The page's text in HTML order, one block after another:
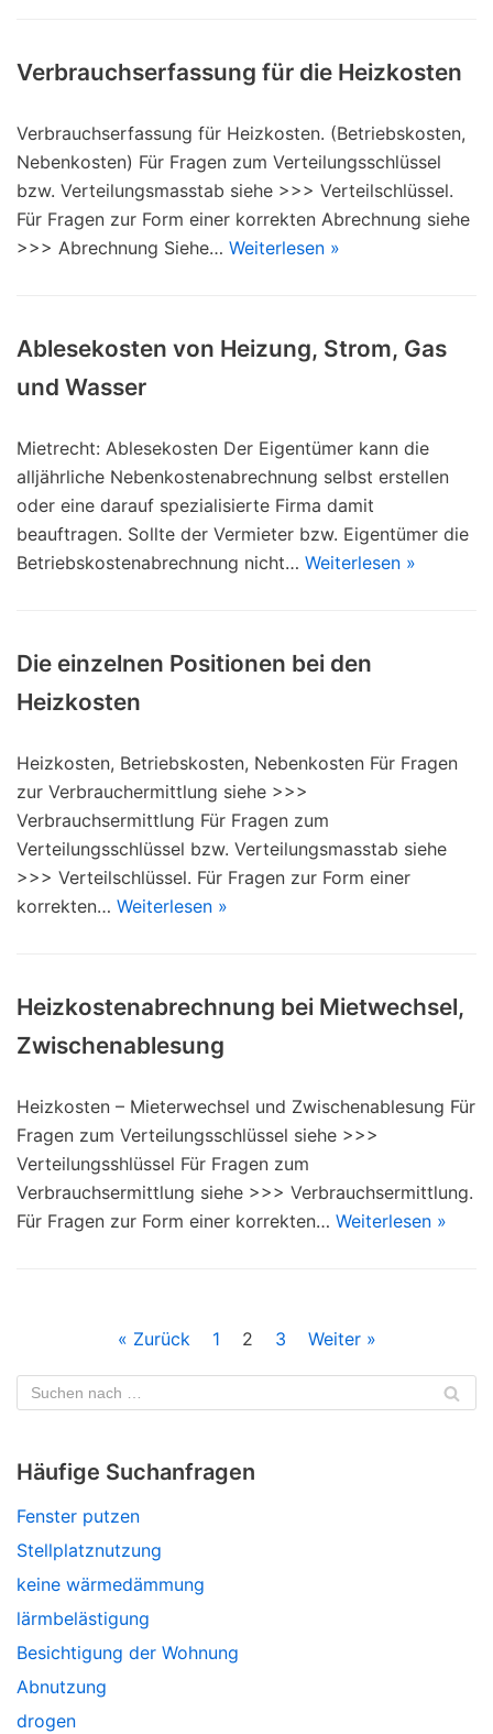
Verbrauchserfassung für die Heizkosten
Verbrauchserfassung für Heizkosten. (Betriebskosten,
Nebenkosten) Für Fragen zum Verteilungsschlüssel
bzw. Verteilungsmasstab siehe >>> Verteilschlüssel.
Für Fragen zur Form einer korrekten Abrechnung siehe
>>> Abrechnung Siehe… Weiterlesen »
Ablesekosten von Heizung, Strom, Gas
und Wasser
Mietrecht: Ablesekosten Der Eigentümer kann die
alljährliche Nebenkostenabrechnung selbst erstellen
oder eine darauf spezialisierte Firma damit
beauftragen. Sollte der Vermieter bzw. Eigentümer die
Betriebskostenabrechnung nicht… Weiterlesen »
Die einzelnen Positionen bei den
Heizkosten
Heizkosten, Betriebskosten, Nebenkosten Für Fragen
zur Verbrauchermittlung siehe >>>
Verbrauchsermittlung Für Fragen zum
Verteilungsschlüssel bzw. Verteilungsmasstab siehe
>>> Verteilschlüssel. Für Fragen zur Form einer
korrekten… Weiterlesen »
Heizkostenabrechnung bei Mietwechsel,
Zwischenablesung
Heizkosten – Mieterwechsel und Zwischenablesung Für
Fragen zum Verteilungsschlüssel siehe >>>
Verteilungsshlüssel Für Fragen zum
Verbrauchsermittlung siehe >>> Verbrauchsermittlung.
Für Fragen zur Form einer korrekten… Weiterlesen »
« Zurück 1 2 3 Weiter »
Häufige Suchanfragen
Fenster putzen
Stellplatznutzung
keine wärmedämmung
lärmbelästigung
Besichtigung der Wohnung
Abnutzung
drogen